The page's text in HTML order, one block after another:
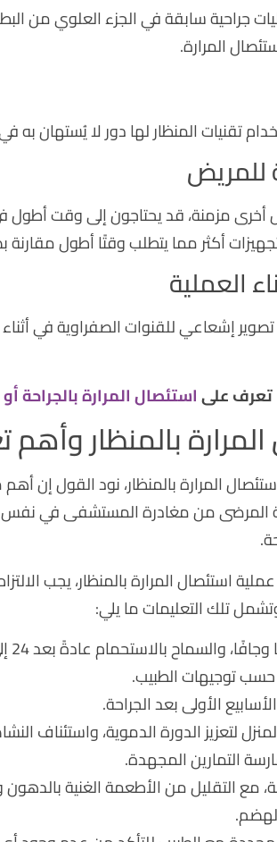
جراحية سابقة في الجزء العلوي من
المرارة.
تقنيات المنظار لها دور لا يُستهان به
للمريض
أخرى مزمنة، قد يحتاجون إلى وقت أطول
أكثر مما يتطلب وقتًا أطول مقارنة
العملية
إشعاعي للقنوات الصفراوية في
تعرف علىاستئصال المرارة بالجراحة
بالمنظار
المرارة بالمنظار، نود القول إن
المرضى من مغادرة المستشفى في نفس
استئصال المرارة بالمنظار، يجب
تلك التعليمات ما يلي:
عادةً بعد 24 إلى 48 ساعة، مع تجنب فرك المنطقة بقوة.
حسب توجيهات الطبيب.
الأولى بعد الجراحة.
لتعزيز الدورة الدموية، واستئناف
التمارين المجهدة.
مع التقليل من الأطعمة الغنية بالدهون